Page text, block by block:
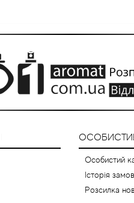
Особистий
Історія
Розсилка